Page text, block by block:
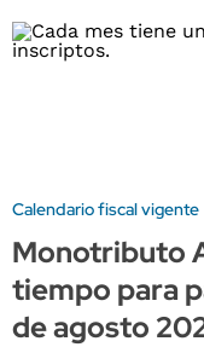
Calendario fiscal vigente
Monotributo
tiempo para
de agosto